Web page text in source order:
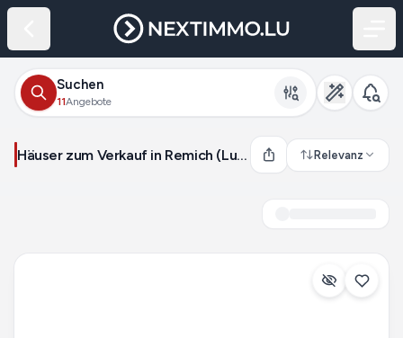
Suchen
11Angebote
Häuser zum Verkauf in Remich (Luxemburg) Relevanz